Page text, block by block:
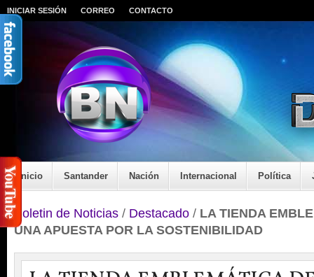
INICIAR SESIÓN CORREO CONTACTO
Inicio Santander Nación Internacional Política
Boletin de Noticias / Destacado / LA TIENDA
UNA APUESTA POR LA SOSTENIBILIDAD